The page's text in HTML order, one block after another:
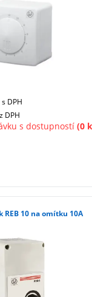
s DPH
DPH
s dostupností(0
REB 10 na omítku 10A